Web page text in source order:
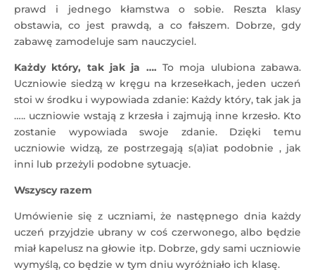
prawd i jednego kłamstwa o sobie. Reszta klasy
obstawia, co jest prawdą, a co fałszem. Dobrze, gdy
zabawę zamodeluje sam nauczyciel.
Każdy który, tak jak ja …. To moja ulubiona zabawa.
Uczniowie siedzą w kręgu na krzesełkach, jeden uczeń
stoi w środku i wypowiada zdanie: Każdy który, tak jak ja
….. uczniowie wstają z krzesła i zajmują inne krzesło. Kto
zostanie wypowiada swoje zdanie. Dzięki temu
uczniowie widzą, ze postrzegają s(a)iat podobnie , jak
inni lub przeżyli podobne sytuacje.
Wszyscy razem
Umówienie się z uczniami, że następnego dnia każdy
uczeń przyjdzie ubrany w coś czerwonego, albo będzie
miał kapelusz na głowie itp. Dobrze, gdy sami uczniowie
wymyślą, co będzie w tym dniu wyróżniało ich klasę.